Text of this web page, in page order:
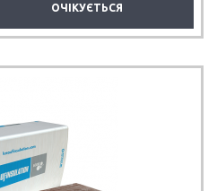
ОЧІКУЄТЬСЯ